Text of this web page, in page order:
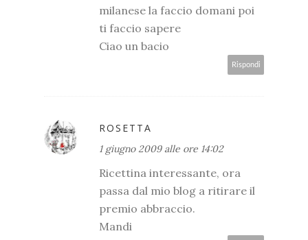
milanese la faccio domani poi
ti faccio sapere
Ciao un bacio
Rispondi
ROSETTA
1 giugno 2009 alle ore 14:02
Ricettina interessante, ora
passa dal mio blog a ritirare il
premio abbraccio.
Mandi